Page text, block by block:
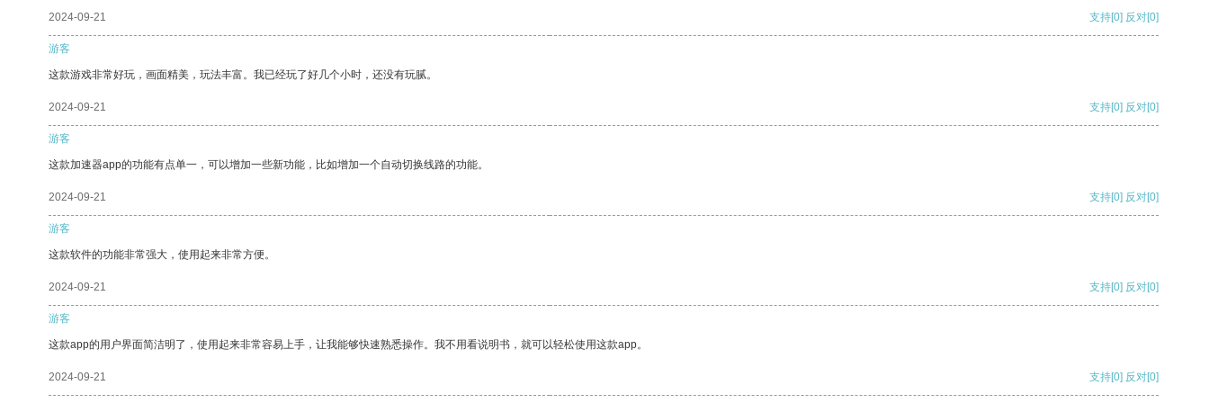
2024-09-21 支持[0] 反对[0]
游客
这款游戏非常好玩，画面精美，玩法丰富。我已经玩了好几个小时，还没有玩腻。
2024-09-21 支持[0] 反对[0]
游客
这款加速器app的功能有点单一，可以增加一些新功能，比如增加一个自动切换线路的功能。
2024-09-21 支持[0] 反对[0]
游客
这款软件的功能非常强大，使用起来非常方便。
2024-09-21 支持[0] 反对[0]
游客
这款app的用户界面简洁明了，使用起来非常容易上手，让我能够快速熟悉操作。我不用看说明书，就可以轻松使用这款app。
2024-09-21 支持[0] 反对[0]